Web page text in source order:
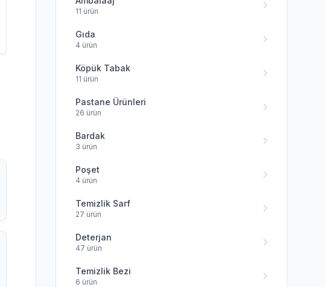
11 ürün
Gıda
4 ürün
Köpük Tabak
11 ürün
Pastane Ürünleri
26 ürün
Bardak
3 ürün
Poşet
4 ürün
Temizlik Sarf
27 ürün
Deterjan
47 ürün
Temizlik Bezi
6 ürün